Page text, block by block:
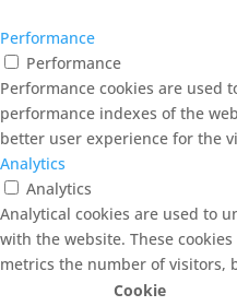
Performance
Performance
Performance cookies are used
performance indexes of the
better user experience for the
Analytics
Analytics
Analytical cookies are used to
with the website. These
metrics the number of visitors,
Cookie